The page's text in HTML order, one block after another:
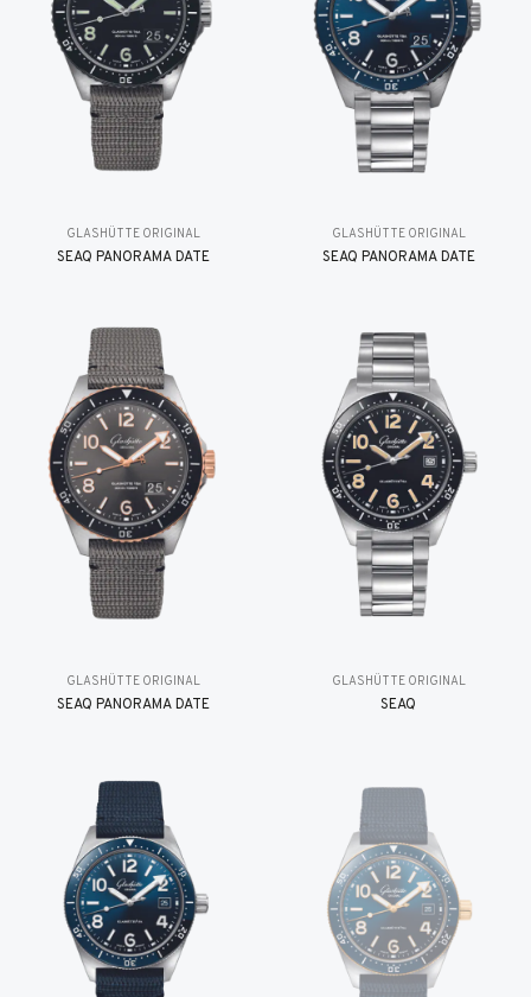
GLASHÜTTE ORIGINAL
SEAQ PANORAMA DATE
GLASHÜTTE ORIGINAL
SEAQ PANORAMA DATE
GLASHÜTTE ORIGINAL
SEAQ PANORAMA DATE
GLASHÜTTE ORIGINAL
SEAQ